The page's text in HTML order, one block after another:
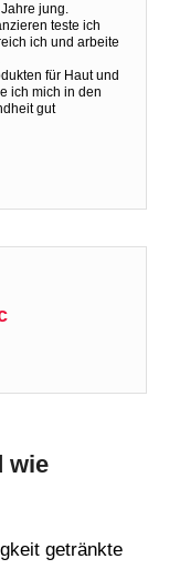
jung.
teste ich
ich und arbeite
für Haut und
ich mich in den
gut
wie
getränkte